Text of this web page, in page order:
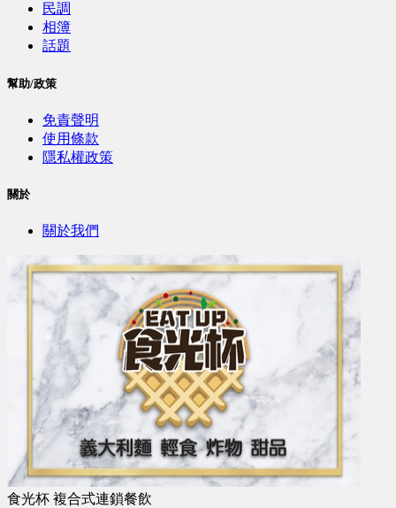
民調
相簿
話題
幫助/政策
免責聲明
使用條款
隱私權政策
關於
關於我們
食光杯 複合式連鎖餐飲